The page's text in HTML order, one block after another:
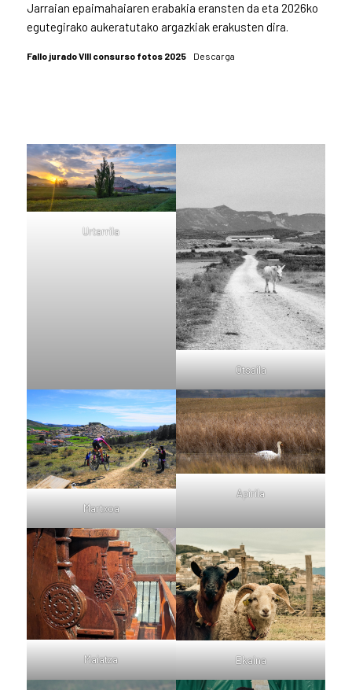
Jarraian epaimahaiaren erabakia eransten da eta 2026ko
egutegirako aukeratutako argazkiak erakusten dira.
Fallo jurado VIII consurso fotos 2025 Descarga
Urtarrila
Otsaila
Martxoa
Apirila
Maiatza Ekaina